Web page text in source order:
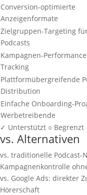
Conversion-optimierte
Anzeigenformate
Zielgruppen-Targeting
Podcasts
Kampagnen-
Tracking
Plattformübergreifende
Distribution
Einfache Onboarding-
Werbetreibende
✓ Unterstützt ○ Begrenzt
vs. Alternativen
vs. traditionelle Podcast-
Kampagnenkontrolle
vs. Google Ads: direkter
Hörerschaft